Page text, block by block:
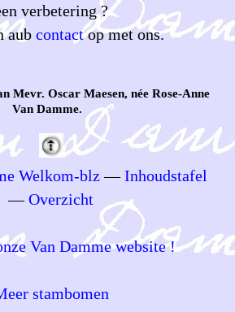
verbetering ?
aubcontactop met ons.
Mevr. Oscar Maesen, née Rose-Anne
Van Damme.
Welkom-blz—Inhoudstafel
—Overzicht
Van Damme website !
stambomen